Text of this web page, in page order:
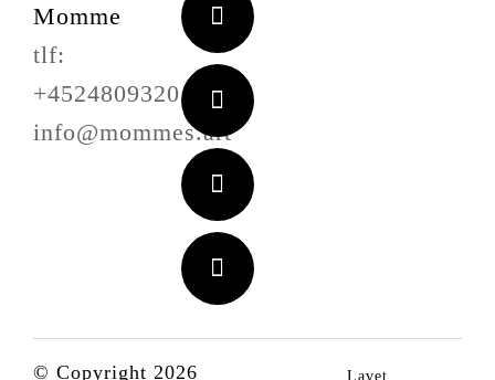
Momme
tlf:
+4524809320
info@mommes.art
© Copyright 2026 Lavet